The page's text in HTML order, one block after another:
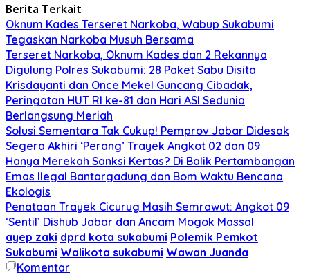
Berita Terkait
Oknum Kades Terseret Narkoba, Wabup Sukabumi
Tegaskan Narkoba Musuh Bersama
Terseret Narkoba, Oknum Kades dan 2 Rekannya
Digulung Polres Sukabumi: 28 Paket Sabu Disita
Krisdayanti dan Once Mekel Guncang Cibadak,
Peringatan HUT RI ke-81 dan Hari ASI Sedunia
Berlangsung Meriah
Solusi Sementara Tak Cukup! Pemprov Jabar Didesak
Segera Akhiri ‘Perang’ Trayek Angkot 02 dan 09
Hanya Merekah Sanksi Kertas? Di Balik Pertambangan
Emas Ilegal Bantargadung dan Bom Waktu Bencana
Ekologis
Penataan Trayek Cicurug Masih Semrawut: Angkot 09
‘Sentil’ Dishub Jabar dan Ancam Mogok Massal
ayep zaki dprd kota sukabumi Polemik Pemkot
Sukabumi Walikota sukabumi Wawan Juanda
Komentar